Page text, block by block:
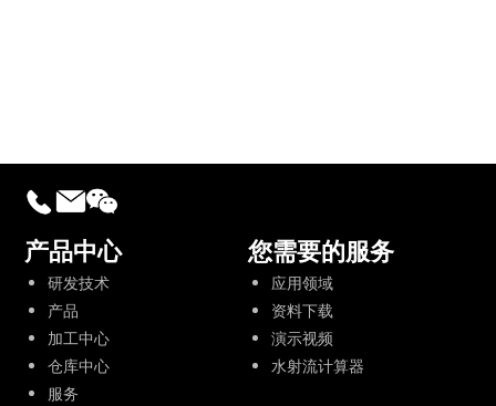
产品中心
研发技术
产品
加工中心
仓库中心
服务
您需要的服务
应用领域
资料下载
演示视频
水射流计算器